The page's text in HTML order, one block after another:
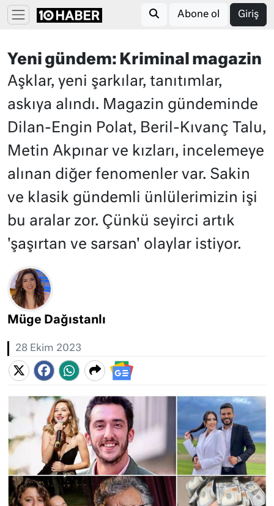
Abone ol Giriş
Yeni gündem: Kriminal magazin
Aşklar, yeni şarkılar, tanıtımlar,
askıya alındı. Magazin gündeminde
Dilan-Engin Polat, Beril-Kıvanç Talu,
Metin Akpınar ve kızları, incelemeye
alınan diğer fenomenler var. Sakin
ve klasik gündemli ünlülerimizin işi
bu aralar zor. Çünkü seyirci artık
'şaşırtan ve sarsan' olaylar istiyor.
Müge Dağıstanlı
28 Ekim 2023